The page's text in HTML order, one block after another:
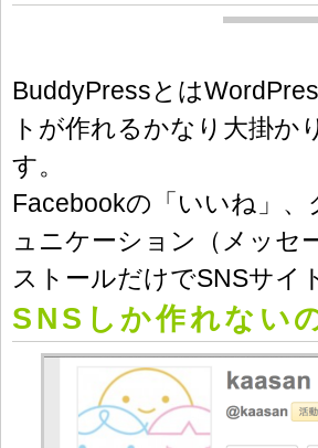
BuddyPressとは
トが作れるかなり大掛
す。
Facebookの「いいね」
ュニケーション（メッセ
ストールだけでSNSサイ
SNSしか作れない